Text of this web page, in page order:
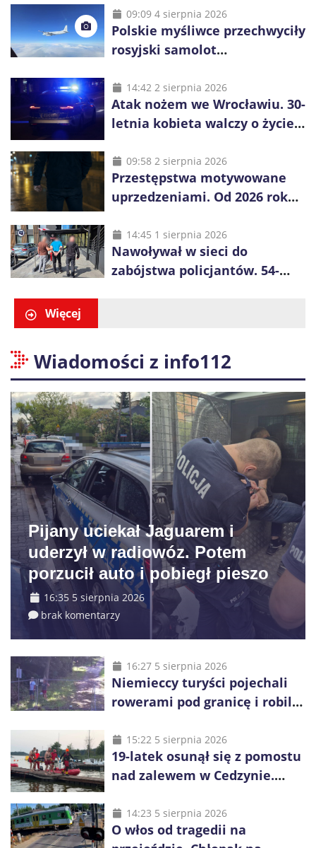
09:09 4 sierpnia 2026
Polskie myśliwce przechwyciły
rosyjski samolot
14:42 2 sierpnia 2026
Atak nożem we Wrocławiu. 30-
letnia kobieta walczy o życie,
obywatela Ukrainy
09:58 2 sierpnia 2026
Przestępstwa motywowane
uprzedzeniami. Od 2026 roku
liczenia danych
14:45 1 sierpnia 2026
Nawoływał w sieci do
zabójstwa policjantów. 54-
Więcej
Wiadomości z info112
Pijany uciekał Jaguarem i
uderzył w radiowóz. Potem
porzucił auto i pobiegł pieszo
16:35 5 sierpnia 2026
brak komentarzy
16:27 5 sierpnia 2026
Niemieccy turyści pojechali
rowerami pod granicę i robili
15:22 5 sierpnia 2026
19-latek osunął się z pomostu
nad zalewem w Cedzynie.
życie14:23 5 sierpnia 2026
O włos od tragedii na